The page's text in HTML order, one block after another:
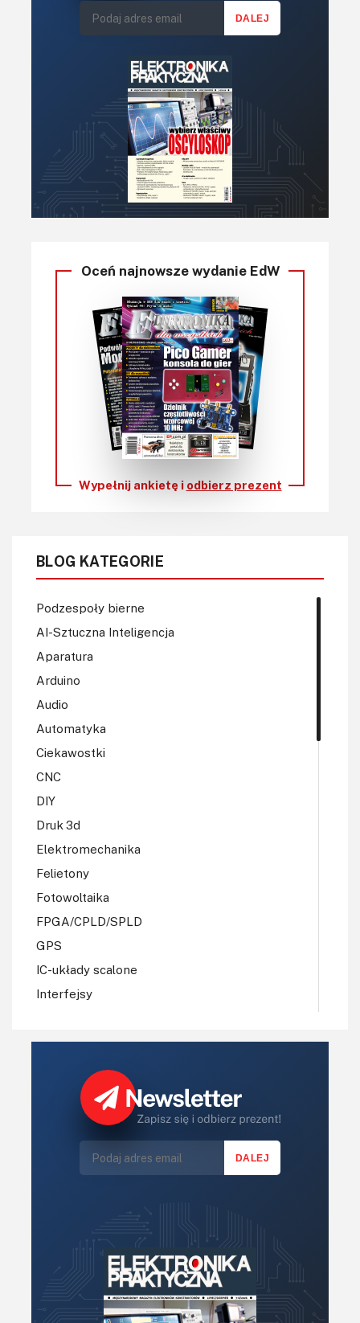
Oceń najnowsze wydanie EdW
Wypełnij ankietę i odbierz prezent
BLOG KATEGORIE
Podzespoły bierne
AI-Sztuczna Inteligencja
Aparatura
Arduino
Audio
Automatyka
Ciekawostki
CNC
DIY
Druk 3d
Elektromechanika
Felietony
Fotowoltaika
FPGA/CPLD/SPLD
GPS
IC-układy scalone
Interfejsy
Koła Naukowe
LED/LCD/OLED
Mechatronika
Optoelektronika
PCB/Montaż